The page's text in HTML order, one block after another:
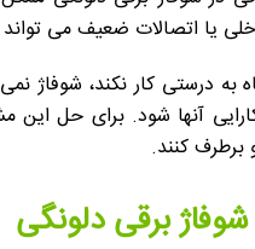
یا اتصالات ضعیف می
به درستی کار نکند، شوفاژ
آنها شود. برای حل این
کنند.
برقی دلونگی